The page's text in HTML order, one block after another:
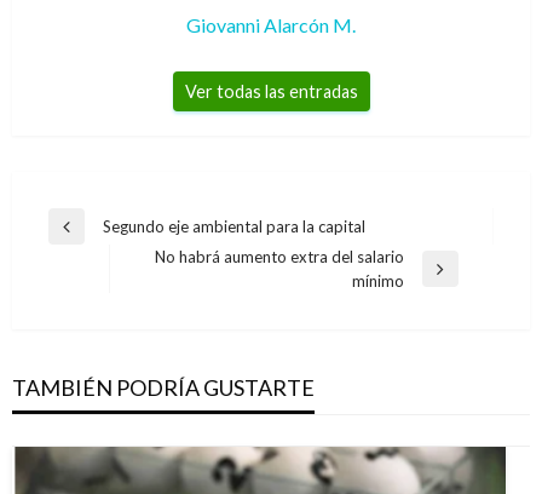
Giovanni Alarcón M.
Ver todas las entradas
Navegación
Entrada
Segundo eje ambiental para la capital
No habrá aumento extra del salario
mínimo
TAMBIÉN PODRÍA GUSTARTE